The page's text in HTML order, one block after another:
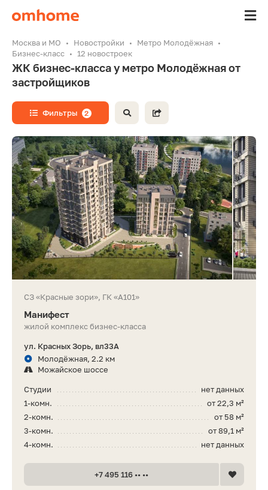
Москва и МО Новостройки
Метро Молодёжная
Бизнес-класс
12 новостроек
ЖК бизнес-класса у метро Молодёжная от
застройщиков
Фильтры 2
СЗ «Красные зори», ГК «А101»
Манифест
жилой комплекс бизнес-класса
ул. Красных Зорь, вл33А
Молодёжная, 2.2 км
Можайское шоссе
нет данных
Студии
от 22,3 м²
1-комн.
от 58 м²
2-комн.
от 89,1 м²
3-комн.
нет данных
4-комн.
+7 495 116 •• ••